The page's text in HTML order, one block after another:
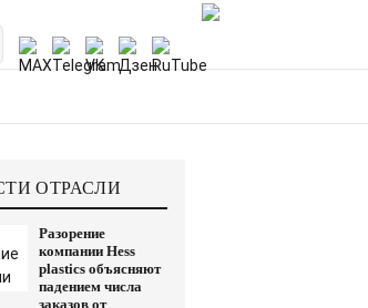
ОТРАСЛИ
Разорение
компании Hess
plastics объясняют
падением числа
заказов от